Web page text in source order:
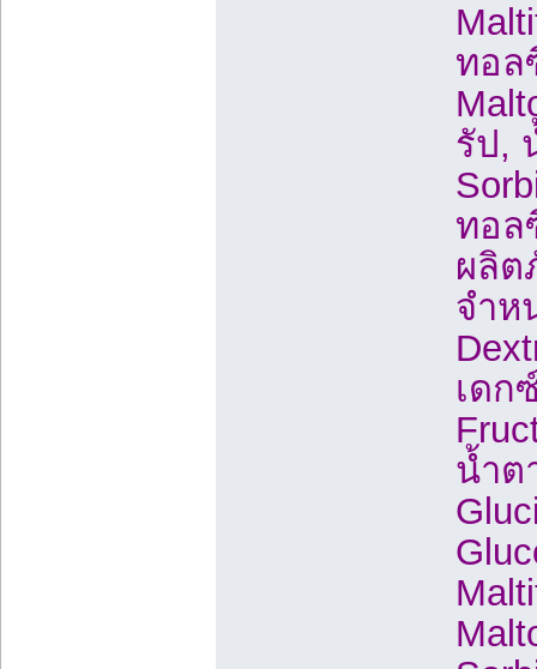
ทอล
รัป,
ทอล
ผลิต
จำห
เดก
น้ำต